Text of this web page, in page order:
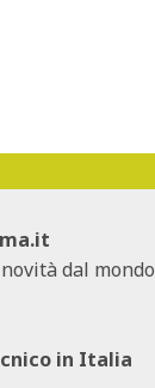
dal mondo
in Italia